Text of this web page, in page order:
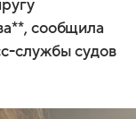
сообщила
службы судов